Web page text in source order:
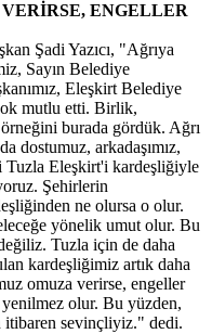
ENGELLER
Şadi Yazıcı, "Ağrıya
Sayın Belediye
Eleşkirt Belediye
çok mutlu etti. Birlik,
burada gördük. Ağrı
dostumuz, arkadaşımız,
Tuzla Eleşkirt'i kardeşliğiyle
Şehirlerin
ne olursa o olur.
yönelik umut olur. Bu
Tuzla için de daha
kardeşliğimiz artık daha
omuza verirse, engeller
yenilmez olur. Bu yüzden,
sevinçliyiz." dedi.